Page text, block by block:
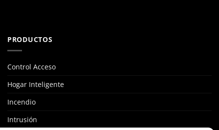
PRODUCTOS
Control Acceso
Hogar Inteligente
Incendio
Intrusión